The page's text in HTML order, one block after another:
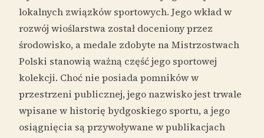
lokalnych związków sportowych. Jego wkład w
rozwój wioślarstwa został doceniony przez
środowisko, a medale zdobyte na Mistrzostwach
Polski stanowią ważną część jego sportowej
kolekcji. Choć nie posiada pomników w
przestrzeni publicznej, jego nazwisko jest trwale
wpisane w historię bydgoskiego sportu, a jego
osiągnięcia są przywoływane w publikacjach